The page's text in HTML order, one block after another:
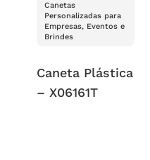
Canetas
Personalizadas para
Empresas, Eventos e
Brindes
Caneta Plástica
– X06161T